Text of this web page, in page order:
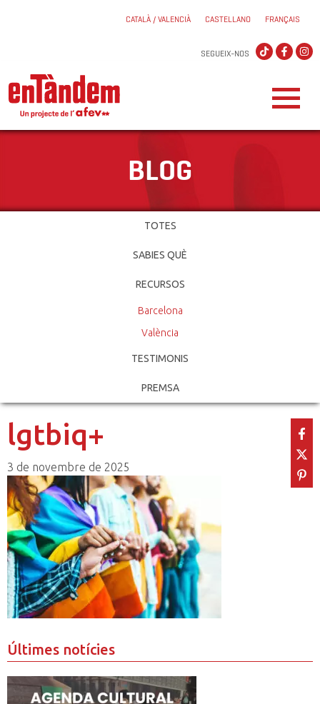
CATALÀ / VALENCIÀ CASTELLANO FRANÇAIS
SEGUEIX-NOS
BLOG
TOTES
SABIES QUÈ
RECURSOS
Barcelona
València
TESTIMONIS
PREMSA
lgtbiq+
3 de novembre de 2025
Últimes notícies